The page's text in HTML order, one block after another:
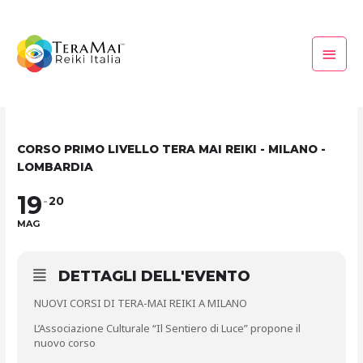
contenuto
CORSO PRIMO LIVELLO TERA MAI REIKI - MILANO -
LOMBARDIA
19
MAG
20
DETTAGLI DELL'EVENTO
NUOVI CORSI DI TERA-MAI REIKI A MILANO
L’Associazione Culturale “Il Sentiero di Luce” propone il
nuovo corso